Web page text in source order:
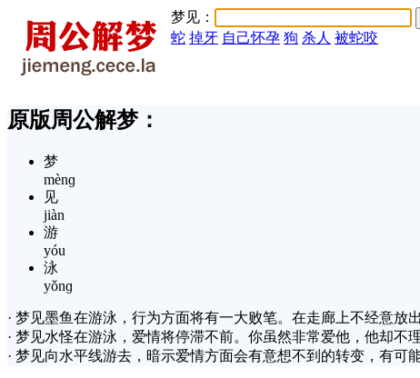
梦见：
蛇 掉牙 自己怀孕 狗 杀人 被蛇咬
原版周公解梦：
梦
mènɡ
见
jiàn
游
yóu
泳
yǒnɡ
· 梦见墨鱼在游泳，行为方面将有一大败笔。在走廊上不经意放
· 梦见水怪在游泳，爱情将停滞不前。你虽然非常爱他，他却
· 梦见向水平线游去，暗示爱情方面会有意想不到的转变，有可